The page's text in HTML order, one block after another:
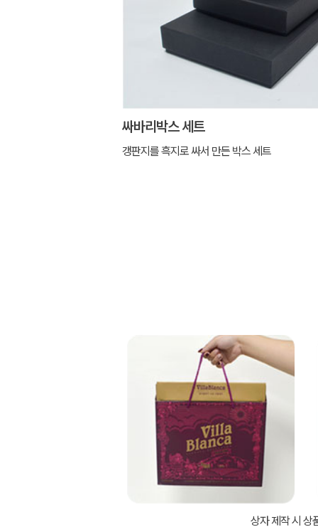
싸바리박스 세트
갱판지를 흑지로 싸서 만든 박스 세트
상자 제작 시 상